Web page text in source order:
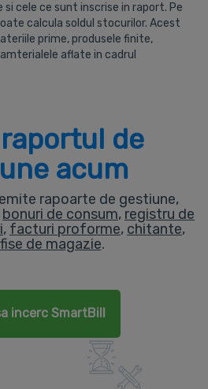
cele ce sunt inscrise in raport. Pe
calcula soldul stocurilor. Acest
prime, produsele finite,
aflate in cadrul
de
acum
rapoarte de gestiune,
bonuri de consum, registru de
, facturi proforme, chitante,
fise de magazie.
incerc SmartBill